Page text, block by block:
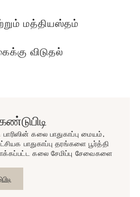
மத்தியஸ்தம்
விடுதல்
பாரிஸின் கலை பாதுகாப்பு மையம்,
பாதுகாப்பு தரங்களை பூர்த்தி
கலை சேமிப்பு சேவைகளை